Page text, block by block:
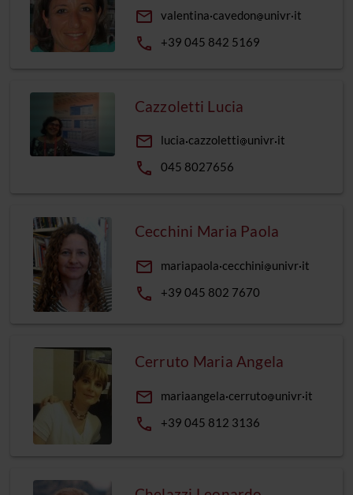
email valentina cavedon univr it
phone +39 045 842 5169
Cazzoletti Lucia
email lucia cazzoletti univr it
phone 045 8027656
Cecchini Maria Paola
email mariapaola cecchini univr it
phone +39 045 802 7670
Cerruto Maria Angela
email mariaangela cerruto univr it
phone +39 045 812 3136